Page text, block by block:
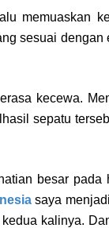
memuaskan
sesuai dengan
kecewa.
sepatu
besar
saya
kalinya.